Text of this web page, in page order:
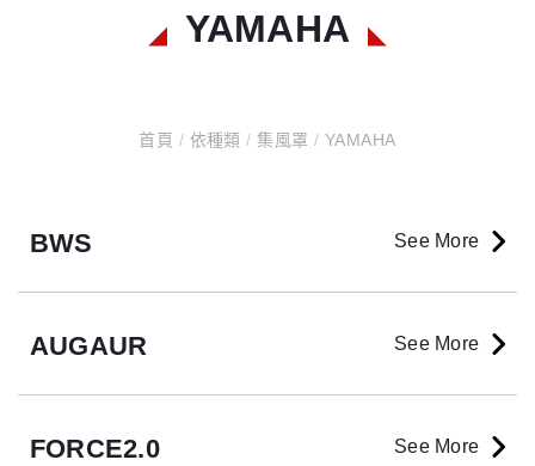
YAMAHA
首頁 / 依種類/ 集風罩/ YAMAHA
BWS See More
AUGAUR See More
FORCE2.0 See More